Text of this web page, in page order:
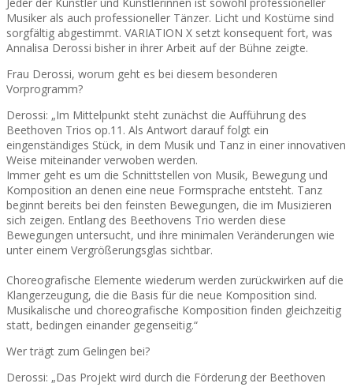
Musiker als auch professioneller Tänzer. Licht und Kostüme sind
sorgfältig abgestimmt. VARIATION X setzt konsequent fort, was
Annalisa Derossi bisher in ihrer Arbeit auf der Bühne zeigte.
Frau Derossi, worum geht es bei diesem besonderen
Vorprogramm?
Derossi: „Im Mittelpunkt steht zunächst die Aufführung des
Beethoven Trios op.11. Als Antwort darauf folgt ein
eingenständiges Stück, in dem Musik und Tanz in einer innovativen
Weise miteinander verwoben werden.
Immer geht es um die Schnittstellen von Musik, Bewegung und
Komposition an denen eine neue Formsprache entsteht. Tanz
beginnt bereits bei den feinsten Bewegungen, die im Musizieren
sich zeigen. Entlang des Beethovens Trio werden diese
Bewegungen untersucht, und ihre minimalen Veränderungen wie
unter einem Vergrößerungsglas sichtbar.
Choreografische Elemente wiederum werden zurückwirken auf die
Klangerzeugung, die die Basis für die neue Komposition sind.
Musikalische und choreografische Komposition finden gleichzeitig
statt, bedingen einander gegenseitig.“
Wer trägt zum Gelingen bei?
Derossi: „Das Projekt wird durch die Förderung der Beethoven